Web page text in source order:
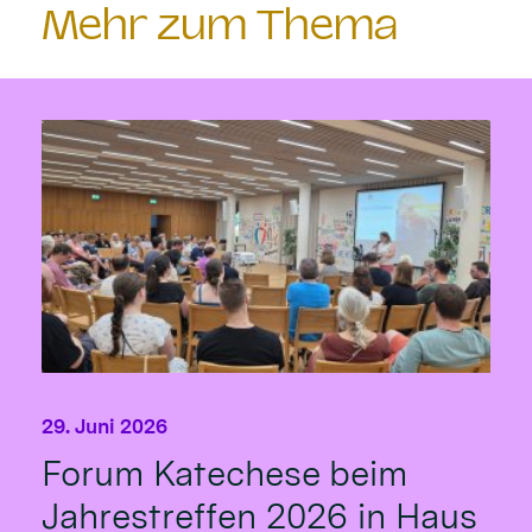
Mehr zum Thema
Forum Katechese beim
Jahrestreffen 2026 in Haus
29. Juni 2026